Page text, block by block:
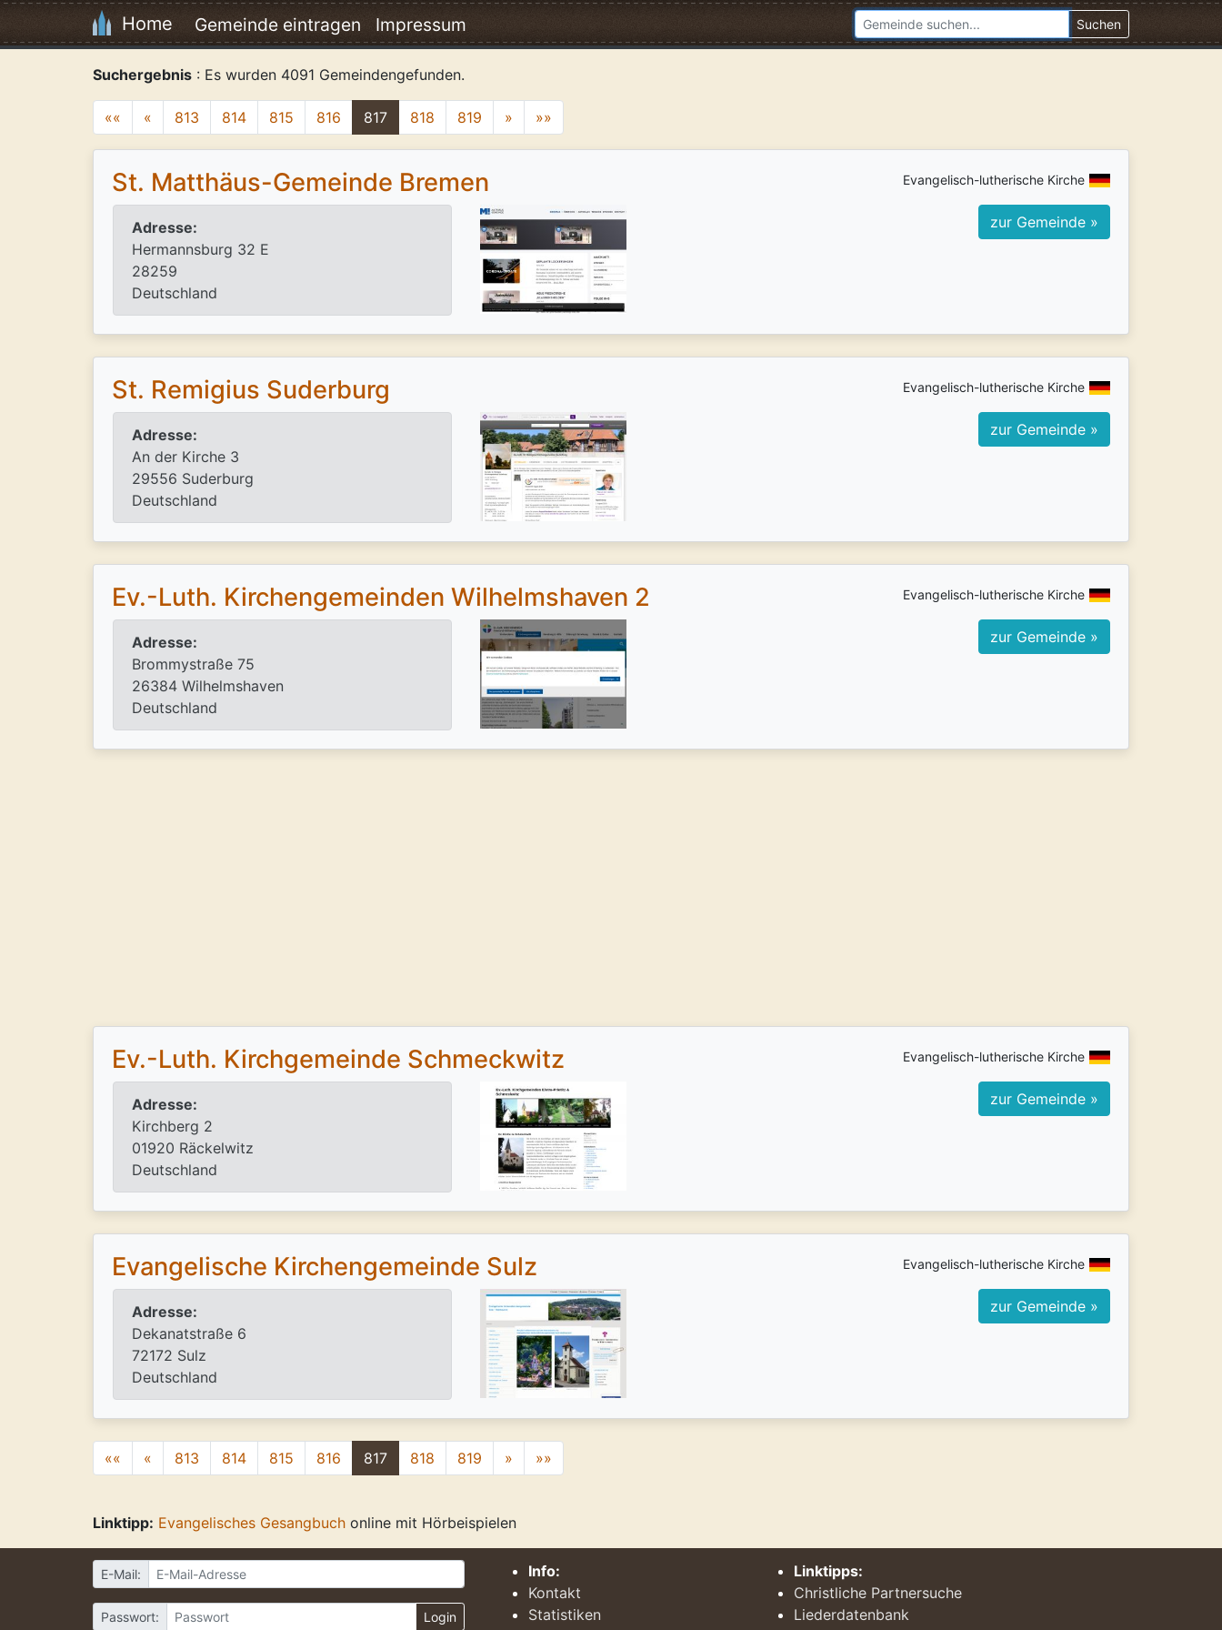
Home Gemeinde eintragen Impressum Suchen
Suchergebnis : Es wurden 4091 Gemeindengefunden.
«« « 813 814 815 816 817 818 819 » »»
Evangelisch-lutherische Kirche
St. Matthäus-Gemeinde Bremen
Adresse:
Hermannsburg 32 E
28259
Deutschland
zur Gemeinde »
Evangelisch-lutherische Kirche
St. Remigius Suderburg
Adresse:
An der Kirche 3
29556 Suderburg
Deutschland
zur Gemeinde »
Evangelisch-lutherische Kirche
Ev.-Luth. Kirchengemeinden Wilhelmshaven 2
Adresse:
Brommystraße 75
26384 Wilhelmshaven
Deutschland
zur Gemeinde »
Evangelisch-lutherische Kirche
Ev.-Luth. Kirchgemeinde Schmeckwitz
Adresse:
Kirchberg 2
01920 Räckelwitz
Deutschland
zur Gemeinde »
Evangelisch-lutherische Kirche
Evangelische Kirchengemeinde Sulz
Adresse:
Dekanatstraße 6
72172 Sulz
Deutschland
zur Gemeinde »
«« « 813 814 815 816 817 818 819 » »»
Linktipp: Evangelisches Gesangbuch online mit Hörbeispielen
E-Mail:
Passwort: Login
Info:
Kontakt
Statistiken
Linktipps:
Christliche Partnersuche
Liederdatenbank